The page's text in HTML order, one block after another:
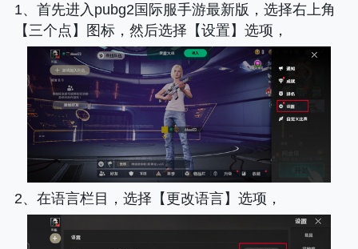
1、首先进入pubg2国际服手游最新版，选择右上角
【三个点】图标，然后选择【设置】选项，
2、在语言栏目，选择【更改语言】选项，